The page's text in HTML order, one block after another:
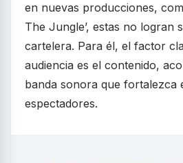
en nuevas producciones,
The Jungle’, estas no logran
cartelera. Para él, el factor
audiencia es el contenido,
banda sonora que fortalezca
espectadores.